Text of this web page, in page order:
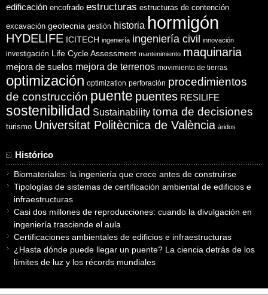
edificación encofrado estructuras estructuras de contención
excavación geotecnia gestión historia hormigón
HYDELIFE ICITECH ingeniería ingeniería civil innovación
investigación Life Cycle Assessment mantenimiento maquinaria
mejora de suelos mejora de terrenos movimiento de tierras
optimización optimization perforación procedimientos
de construcción puente puentes RESILIFE
sostenibilidad Sustainability toma de decisiones
turismo Universitat Politècnica de València áridos
Histórico
Biomateriales: la ingeniería que crece antes de construirse
Tipologías de sistemas de certificación ambiental de edificios e
infraestructuras
Casi dos millones de reproducciones: cuando la divulgación en
ingeniería trasciende el aula
Certificaciones ambientales de edificios e infraestructuras
¿Hasta dónde puede llegar un puente? La ciencia detrás de los
límites de luz y los récords mundiales